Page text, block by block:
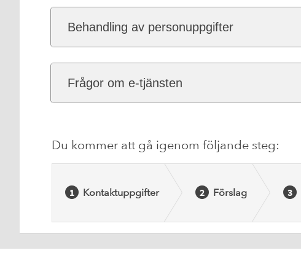
Behandling av personuppgifter
Frågor om e-tjänsten
Du kommer att gå igenom följande steg:
Kontaktuppgifter Förslag